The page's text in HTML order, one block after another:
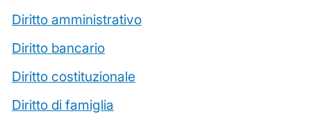
Diritto amministrativo
Diritto bancario
Diritto costituzionale
Diritto di famiglia